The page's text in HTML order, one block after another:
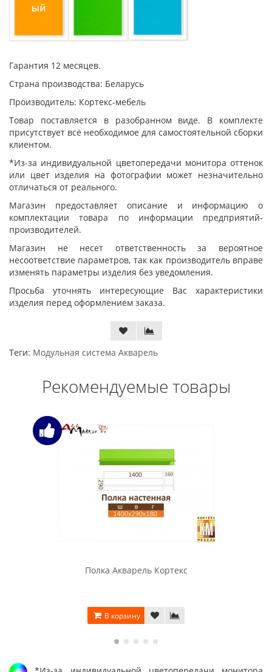
Гарантия 12 месяцев.
Страна производства: Беларусь
Производитель: Кортекс-мебель
Товар поставляется в разобранном виде. В комплекте
присутствует всё необходимое для самостоятельной сборки
клиентом.
*Из-за индивидуальной цветопередачи монитора оттенок
или цвет изделия на фотографии может незначительно
отличаться от реального.
Магазин предоставляет описание и информацию о
комплектации товара по информации предприятий-
производителей.
Магазин не несет ответственность за вероятное
несоответствие параметров, так как производитель вправе
изменять параметры изделия без уведомления.
Просьба уточнять интересующие Вас характеристики
изделия перед оформлением заказа.
Теги: Модульная система Акварель
Рекомендуемые товары
Полка Акварель Кортекс
В корзину